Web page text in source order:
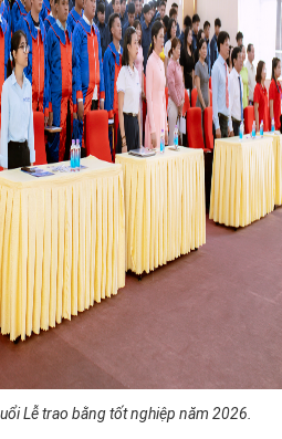
Lễ trao bằng tốt nghiệp năm 2026.